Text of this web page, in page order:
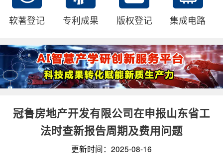
软著登记 专利成果 版权登记 集成电路
冠鲁房地产开发有限公司在申报山东省工
法时查新报告周期及费用问题
更新时间：2025-08-16